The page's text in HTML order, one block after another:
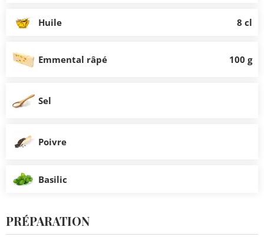
Huile 8 cl
Emmental râpé 100 g
Sel
Poivre
Basilic
PRÉPARATION